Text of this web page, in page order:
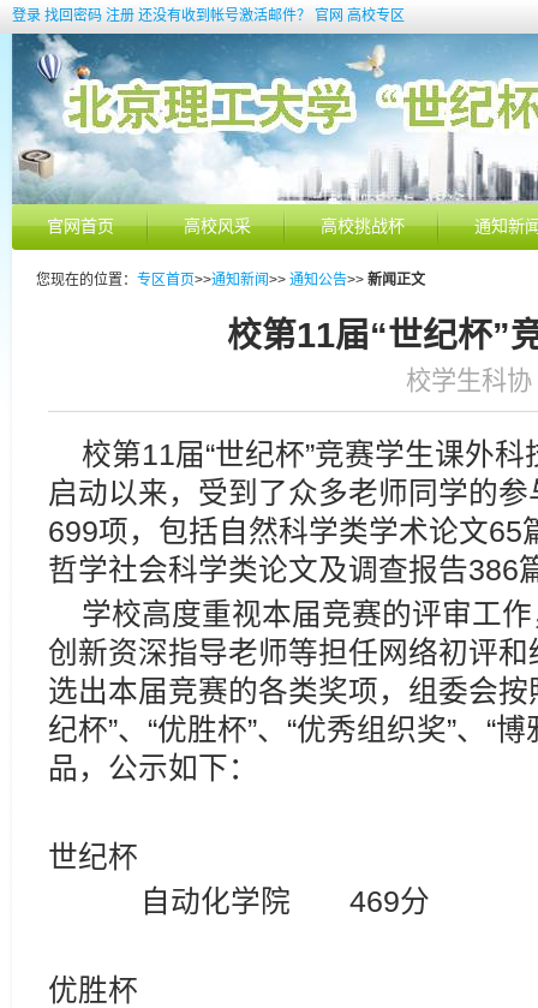
登录 找回密码 注册 还没有收到帐号激活邮件？ 官网 高校专区
官网首页 高校风采 高校挑战杯 通知新
您现在的位置： 专区首页>>通知新闻>> 通知公告>> 新闻正文
校第11届“世纪杯”
校学生科
校第11届“世纪杯”竞赛学生课外
启动以来，受到了众多老师同学的
699项，包括自然科学类学术论文65
哲学社会科学类论文及调查报告386
学校高度重视本届竞赛的评审工
创新资深指导老师等担任网络初评
选出本届竞赛的各类奖项，组委会
纪杯”、“优胜杯”、“优秀组织奖”、“
品，公示如下：
世纪杯
自动化学院 469分
优胜杯